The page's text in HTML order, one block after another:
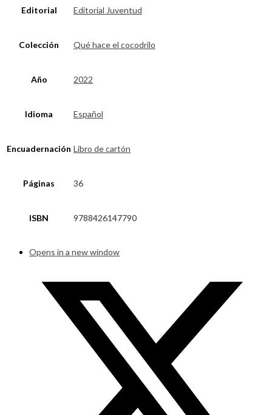
Editorial Editorial Juventud
Colección Qué hace el cocodrilo
Año 2022
Idioma Español
Encuadernación Libro de cartón
Páginas 36
ISBN 9788426147790
Opens in a new window